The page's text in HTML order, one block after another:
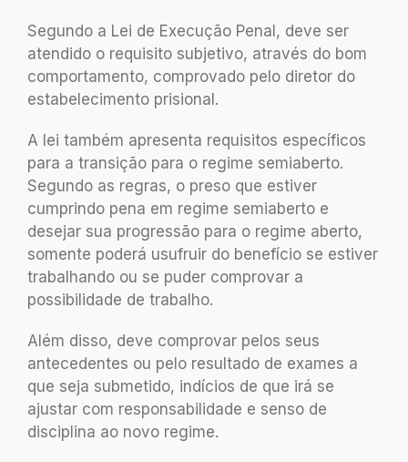
Segundo a Lei de Execução Penal, deve ser
atendido o requisito subjetivo, através do bom
comportamento, comprovado pelo diretor do
estabelecimento prisional.
A lei também apresenta requisitos específicos
para a transição para o regime semiaberto.
Segundo as regras, o preso que estiver
cumprindo pena em regime semiaberto e
desejar sua progressão para o regime aberto,
somente poderá usufruir do benefício se estiver
trabalhando ou se puder comprovar a
possibilidade de trabalho.
Além disso, deve comprovar pelos seus
antecedentes ou pelo resultado de exames a
que seja submetido, indícios de que irá se
ajustar com responsabilidade e senso de
disciplina ao novo regime.